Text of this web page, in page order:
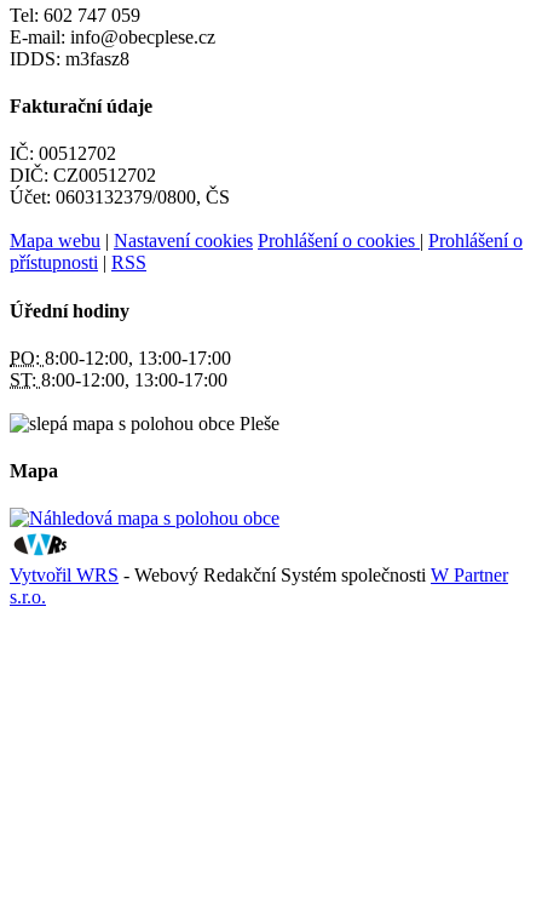
Tel: 602 747 059
E-mail: info@obecplese.cz
IDDS: m3fasz8
Fakturační údaje
IČ: 00512702
DIČ: CZ00512702
Účet: 0603132379/0800, ČS
Mapa webu | Nastavení cookies Prohlášení o cookies | Prohlášení o
přístupnosti | RSS
Úřední hodiny
PO: 8:00-12:00, 13:00-17:00
ST: 8:00-12:00, 13:00-17:00
Mapa
Vytvořil WRS - Webový Redakční Systém společnosti W Partner
s.r.o.